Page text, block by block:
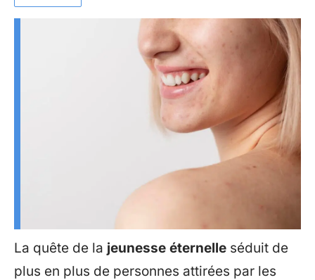
La quête de la jeunesse éternelle séduit de
plus en plus de personnes attirées par les